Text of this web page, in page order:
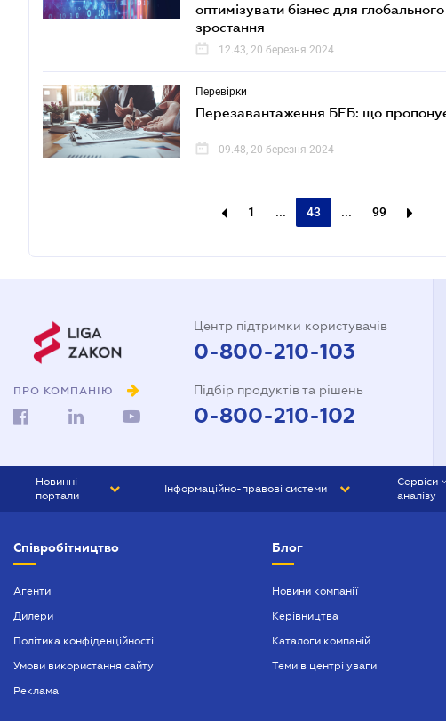
оптимізувати бізнес для глобального
зростання
12.43, 20 березня 2024
Перевірки
Перезавантаження БЕБ: що
09.48, 20 березня 2024
1 ... 43 ... 99
ПРО КОМПАНІЮ
Центр підтримки користувачів
0-800-210-103
Підбір продуктів та рішень
0-800-210-102
Новинні
портали
БІЗНЕС
Інформаційно-правові системи
БУХГАЛТЕР ПРОФ
Сервіси
аналізу
Співробітництво
Агенти
Дилери
Політика конфіденційності
Умови використання сайту
Реклама
Блог
Новини компанії
Керівництва
Каталоги компаній
Теми в центрі уваги